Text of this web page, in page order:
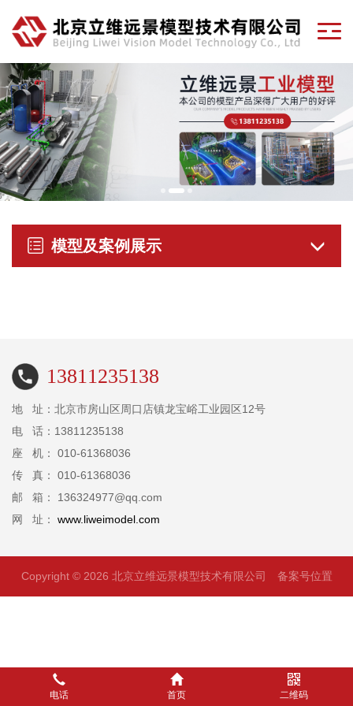
模型及案例展示
13811235138
地 址：北京市房山区周口店镇龙宝峪工业园区12号
电 话：13811235138
座 机： 010-61368036
传 真： 010-61368036
邮 箱： 136324977@qq.com
网 址： www.liweimodel.com
Copyright © 2026 北京立维远景模型技术有限公司 备案号位置
电话 首页 二维码